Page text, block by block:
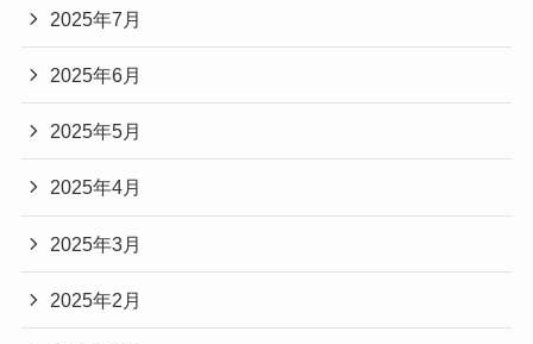
2025年7月
2025年6月
2025年5月
2025年4月
2025年3月
2025年2月